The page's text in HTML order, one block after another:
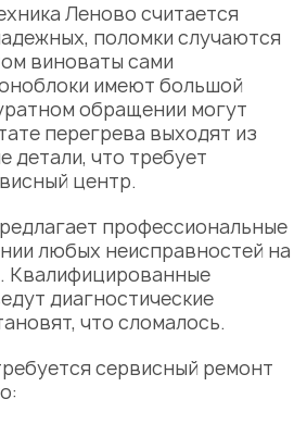
Леново считается
поломки случаются
виноваты сами
имеют большой
обращении могут
перегрева выходят из
детали, что требует
центр.
профессиональные
любых неисправностей на
Квалифицированные
диагностические
что сломалось.
сервисный ремонт